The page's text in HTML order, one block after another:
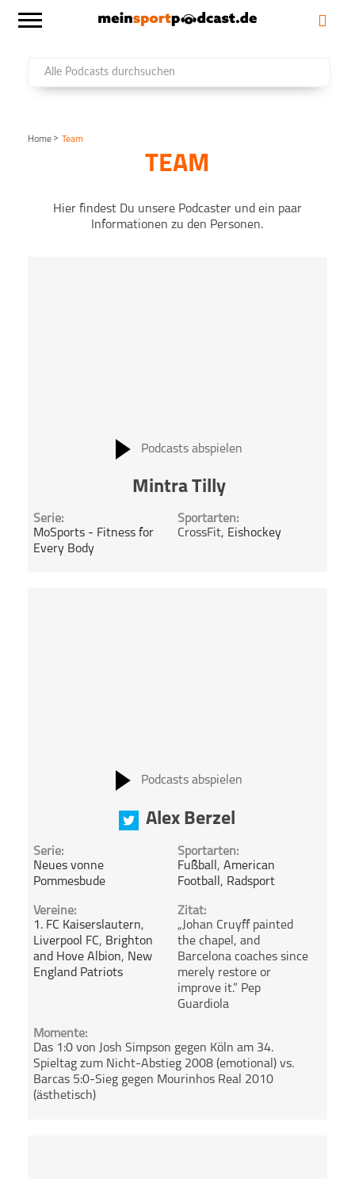
Home > Team
TEAM
Hier findest Du unsere Podcaster und ein paar
Informationen zu den Personen.
Podcasts abspielen
Mintra Tilly
Serie:
MoSports - Fitness for
Every Body
Sportarten:
CrossFit, Eishockey
Podcasts abspielen
Alex Berzel
Serie:
Neues vonne
Pommesbude
Sportarten:
Fußball , American
Football , Radsport
Vereine:
1. FC Kaiserslautern,
Liverpool FC, Brighton
and Hove Albion, New
England Patriots
Zitat:
„Johan Cruyff painted
the chapel, and
Barcelona coaches since
merely restore or
improve it.” Pep
Guardiola
Momente:
Das 1:0 von Josh Simpson gegen Köln am 34.
Spieltag zum Nicht-Abstieg 2008 (emotional) vs.
Barcas 5:0-Sieg gegen Mourinhos Real 2010
(ästhetisch)